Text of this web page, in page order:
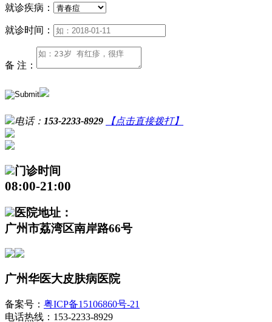
就诊疾病：
就诊时间：
备 注：
电话： 153-2233-8929 【点击直接拨打】
门诊时间
08:00-21:00
医院地址：
广州市荔湾区南岸路66号
广州华医大皮肤病医院
备案号： 粤ICP备15106860号-21
电话热线：153-2233-8929